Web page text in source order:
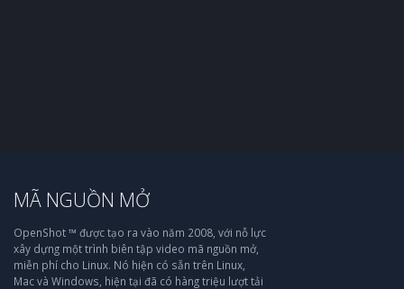
MÃ NGUỒN MỞ
OpenShot ™ được tạo ra vào năm 2008, với nỗ lực
xây dựng một trình biên tập video mã nguồn mở,
miễn phí cho Linux. Nó hiện có sẵn trên Linux,
Mac và Windows, hiện tại đã có hàng triệu lượt tải